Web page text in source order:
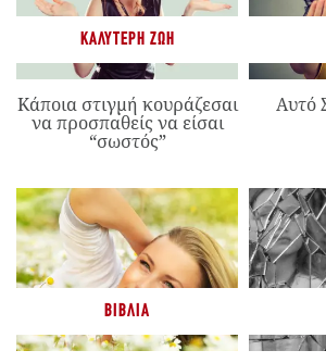
ΚΑΛΎΤΕΡΗ ΖΩΉ
Κάποια στιγμή κουράζεσαι
να προσπαθείς να είσαι
“σωστός”
Αυτό
ΒΙΒΛΊΑ